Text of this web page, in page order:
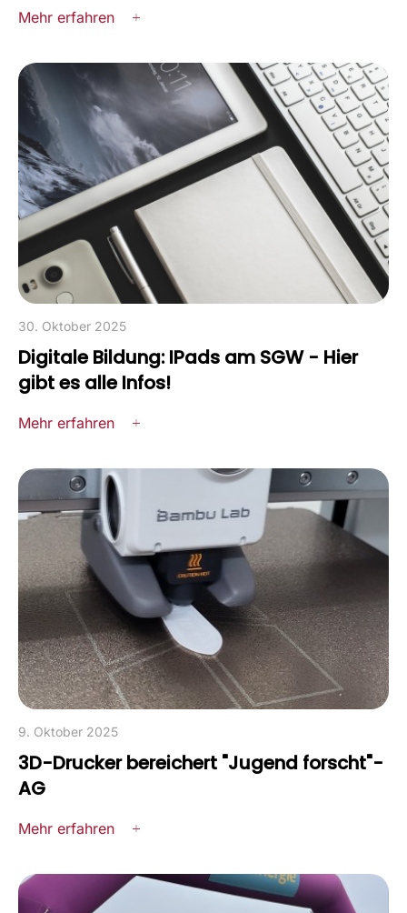
Mehr erfahren
30. Oktober 2025
Digitale Bildung: IPads am SGW - Hier
gibt es alle Infos!
Mehr erfahren
9. Oktober 2025
3D-Drucker bereichert "Jugend forscht"-
AG
Mehr erfahren